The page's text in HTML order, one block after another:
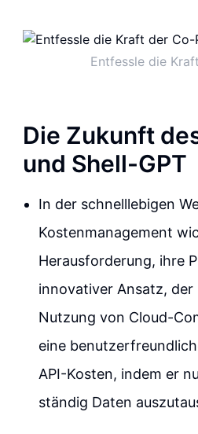
Entfessle die
Die Zukunft
und Shell-GPT
In der schnelllebigen
Kostenmanagement
Herausforderung, ihre
innovativer Ansatz,
Nutzung von Cloud-
eine
API-Kosten, indem er
ständig Daten